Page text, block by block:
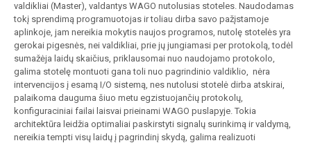
Nutolusios stotelės
Ektremalioms sąlygoms (XTR)
Radijo ryšio sprendimai
Valdymo panelės
Maitinimo šaltiniai
Pramoniniai tinklo skirstytuvai
GSM/GPRS funkciniai modemai
valdikliai (Master), valdantys WAGO nutolusias stoteles. Naudodamas
tokį sprendimą programuotojas ir toliau dirba savo pažįstamoje
aplinkoje, jam nereikia mokytis naujos programos, nutolę stotelės yra
gerokai pigesnės, nei valdikliai, prie jų jungiamasi per protokolą, todėl
sumažėja laidų skaičius, priklausomai nuo naudojamo protokolo,
galima stotelę montuoti gana toli nuo pagrindinio valdiklio, nėra
intervencijos į esamą I/O sistemą, nes nutolusi stotelė dirba atskirai,
palaikoma dauguma šiuo metu egzistuojančių protokolų,
konfiguraciniai failai laisvai prieinami WAGO puslapyje. Tokia
architektūra leidžia optimaliai paskirstyti signalų surinkimą ir valdymą,
nereikia tempti visų laidų į pagrindinį skydą, galima realizuoti